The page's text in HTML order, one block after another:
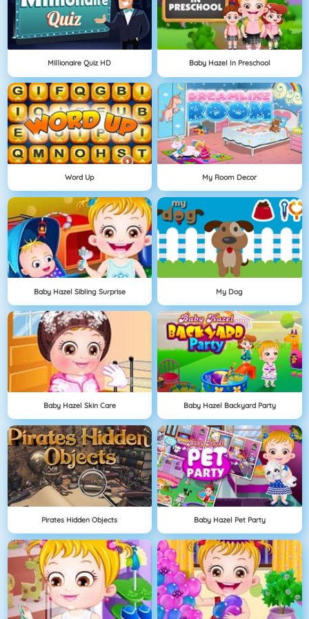
Millionaire Quiz HD Baby Hazel In Preschool
Word Up My Room Decor
Baby Hazel Sibling Surprise My Dog
Baby Hazel Skin Care Baby Hazel Backyard Party
Pirates Hidden Objects Baby Hazel Pet Party